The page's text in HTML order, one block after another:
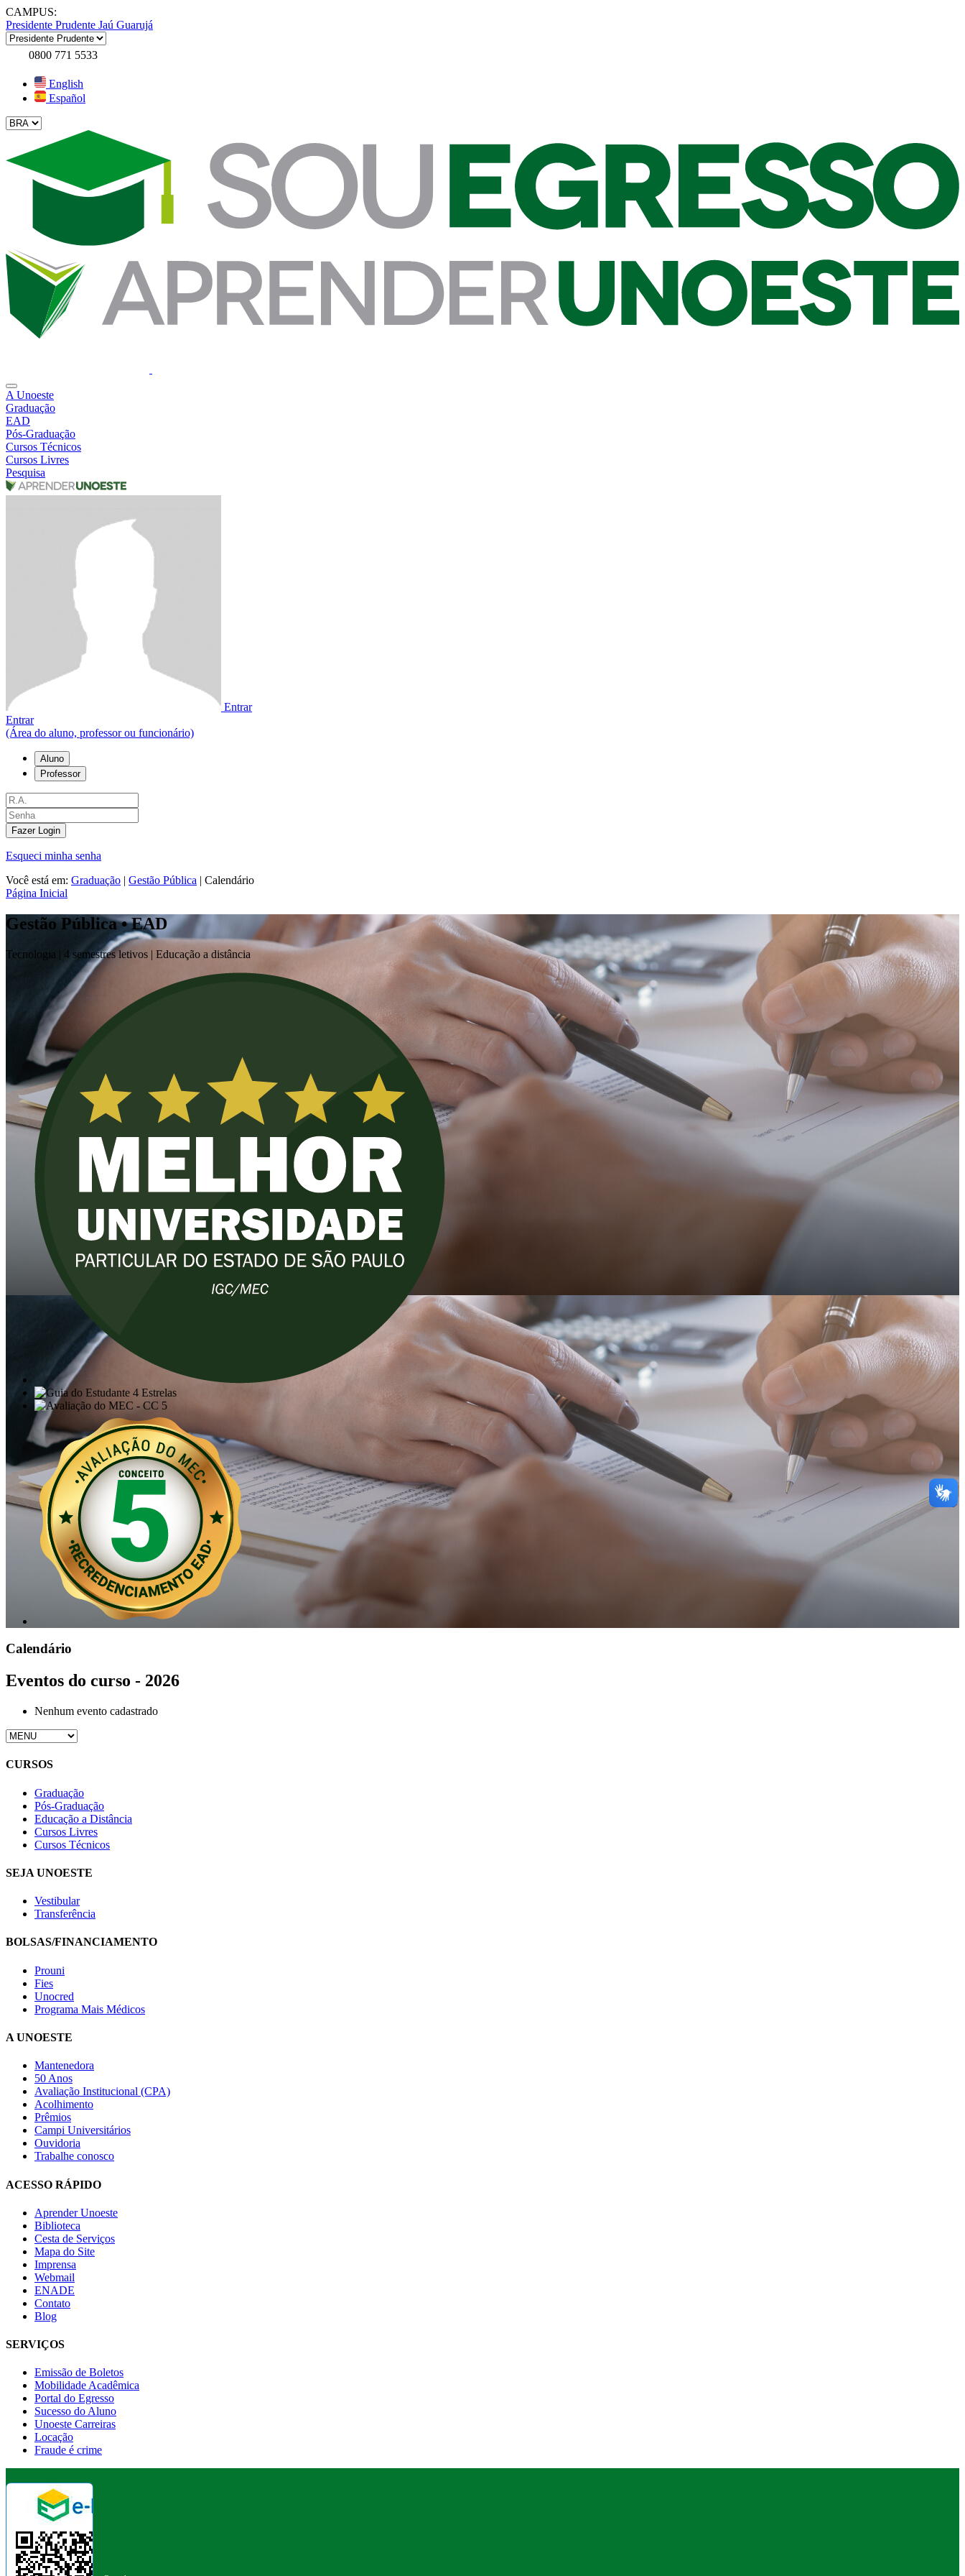
CAMPUS:
Presidente Prudente Jaú Guarujá
0800 771 5533
English
Español
A Unoeste
Graduação
EAD
Pós-Graduação
Cursos Técnicos
Cursos Livres
Pesquisa
Entrar
Entrar
(Área do aluno, professor ou funcionário)
Aluno
Professor
Fazer Login
Esqueci minha senha
Você está em: Graduação | Gestão Pública | Calendário
Página Inicial
Gestão Pública • EAD
Tecnologia | 4 semestres letivos | Educação a distância
Calendário
Eventos do curso - 2026
Nenhum evento cadastrado
CURSOS
Graduação
Pós-Graduação
Educação a Distância
Cursos Livres
Cursos Técnicos
SEJA UNOESTE
Vestibular
Transferência
BOLSAS/FINANCIAMENTO
Prouni
Fies
Unocred
Programa Mais Médicos
A UNOESTE
Mantenedora
50 Anos
Avaliação Institucional (CPA)
Acolhimento
Prêmios
Campi Universitários
Ouvidoria
Trabalhe conosco
ACESSO RÁPIDO
Aprender Unoeste
Biblioteca
Cesta de Serviços
Mapa do Site
Imprensa
Webmail
ENADE
Contato
Blog
SERVIÇOS
Emissão de Boletos
Mobilidade Acadêmica
Portal do Egresso
Sucesso do Aluno
Unoeste Carreiras
Locação
Fraude é crime